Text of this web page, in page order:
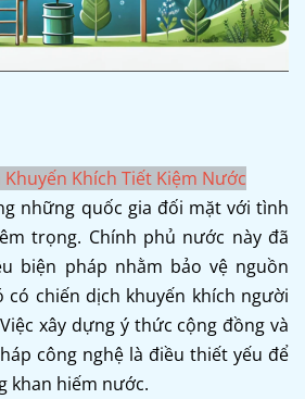
Khích Tiết Kiệm Nước
những quốc gia đối mặt với tình
trọng. Chính phủ nước này đã
biện pháp nhằm bảo vệ nguồn
chiến dịch khuyến khích người
xây dựng ý thức cộng đồng và
công nghệ là điều thiết yếu để
khan hiếm nước.